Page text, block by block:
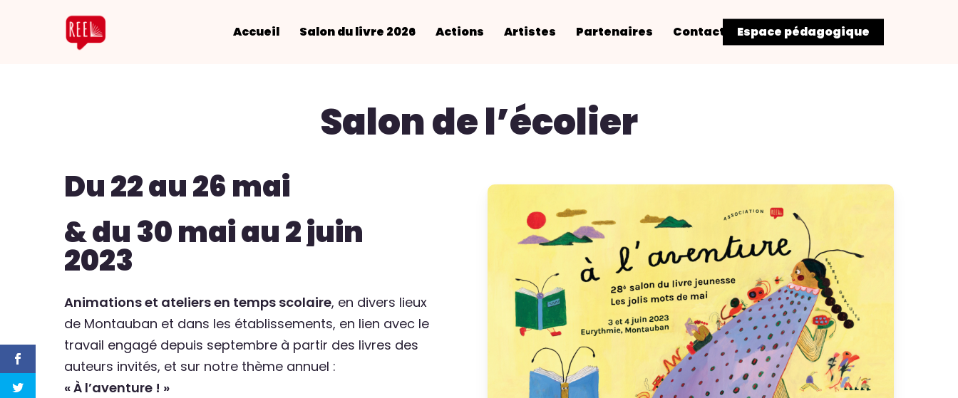
Accueil Salon du livre 2026 Actions Artistes Partenaires Contact Espace pédagogique
Salon de l’écolier
Du22au26mai
&du30maiau2juin
2023
Animations et ateliers en temps scolaire, en divers lieux
de Montauban et dans les établissements, en lien avec le
travail engagé depuis septembre à partir des livres des
auteurs invités, et sur notre thème annuel :
« À l’aventure ! »